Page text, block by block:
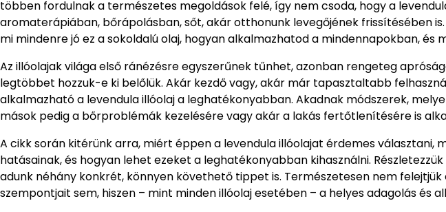
többen fordulnak a természetes megoldások felé, így nem csoda, hogy a
aromaterápiában, bőrápolásban, sőt, akár otthonunk levegőjének frissítésében
mi mindenre jó ez a sokoldalú olaj, hogyan alkalmazhatod a mindennapokban, és
Az illóolajak világa első ránézésre egyszerűnek tűnhet, azonban rengeteg
legtöbbet hozzuk-e ki belőlük. Akár kezdő vagy, akár már tapasztaltabb
alkalmazható a levendula illóolaj a leghatékonyabban. Akadnak módszerek,
mások pedig a bőrproblémák kezelésére vagy akár a lakás fertőtlenítésére is
A cikk során kitérünk arra, miért éppen a levendula illóolajat érdemes választani,
hatásainak, és hogyan lehet ezeket a leghatékonyabban kihasználni.
adunk néhány konkrét, könnyen követhető tippet is. Természetesen nem felejtjük
szempontjait sem, hiszen – mint minden illóolaj esetében – a helyes adagolás és